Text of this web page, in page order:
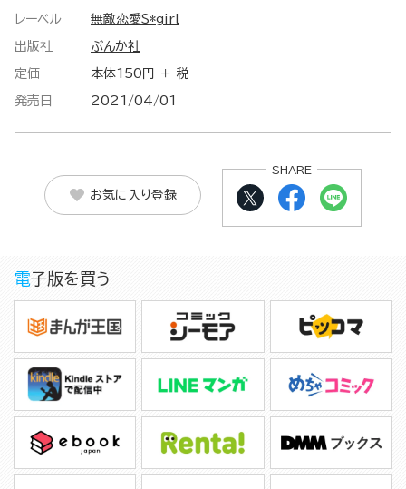
レーベル 無敵恋愛S*girl
出版社 ぶんか社
定価 本体150円 ＋ 税
発売日 2021/04/01
お気に入り登録
SHARE
電子版を買う